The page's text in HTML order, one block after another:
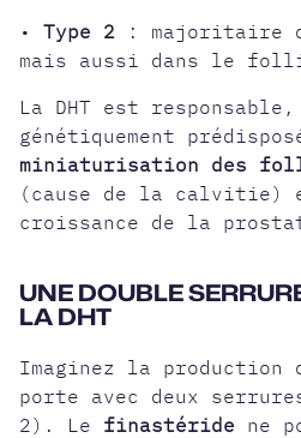
•Type 2 : majoritaire
mais aussi dans le
La DHT est responsable,
génétiquement
miniaturisation des
(cause de la calvitie)
croissance de la
UNE DOUBLE
LA DHT
Imaginez la production
porte avec deux
2). Le finastéride ne